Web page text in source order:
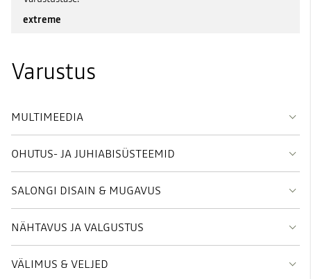
extreme
Varustus
MULTIMEEDIA
OHUTUS- JA JUHIABISÜSTEEMID
SALONGI DISAIN & MUGAVUS
NÄHTAVUS JA VALGUSTUS
VÄLIMUS & VELJED